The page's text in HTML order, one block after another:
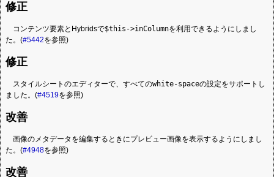
修正
コンテンツ要素とHybridsで$this->inColumnを利用できるようにしまし
た。(#5442を参照)
修正
スタイルシートのエディターで、すべてのwhite-spaceの設定をサポートし
ました。(#4519を参照)
改善
画像のメタデータを編集するときにプレビュー画像を表示するようにしまし
た。(#4948を参照)
改善